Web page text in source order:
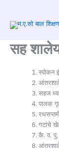
content
सह
स्पोकन
सहज
पालक
गटांचे खेळ
कै. व. पु.